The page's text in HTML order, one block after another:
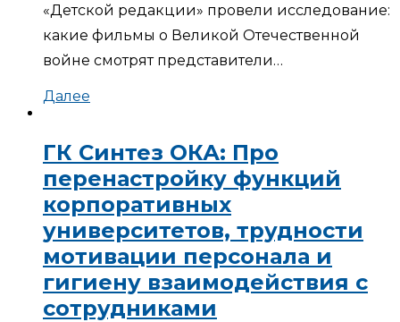
«Детской редакции» провели исследование:
какие фильмы о Великой Отечественной
войне смотрят представители…
Далее
ГК Синтез ОКА: Про
перенастройку функций
корпоративных
университетов, трудности
мотивации персонала и
гигиену взаимодействия с
сотрудниками